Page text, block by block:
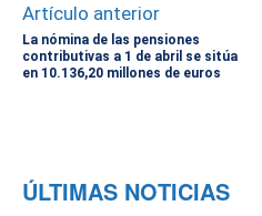
Artículo anterior
La nómina de las pensiones
contributivas a 1 de abril se sitúa
en 10.136,20 millones de euros
ÚLTIMAS NOTICIAS